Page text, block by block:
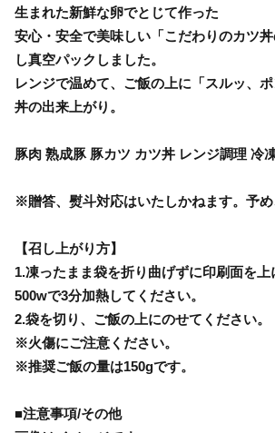
生まれた新鮮な卵でとじて作った
安心・安全で美味しい「こだわりのカツ
し真空パックしました。
レンジで温めて、ご飯の上に「スルッ、
丼の出来上がり。
豚肉 熟成豚 豚カツ カツ丼 レンジ調理 冷
※贈答、熨斗対応はいたしかねます。予め
【召し上がり方】
1.凍ったまま袋を折り曲げずに印刷面を
500wで3分加熱してください。
2.袋を切り、ご飯の上にのせてください。
※火傷にご注意ください。
※推奨ご飯の量は150gです。
■注意事項/その他